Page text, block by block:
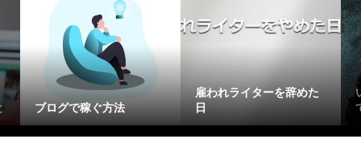
辞めた
「Webライターてしんど
い、、」と思ったらやっ
てほしいこと
コレだけはやるべき
ライターのSEO対策！